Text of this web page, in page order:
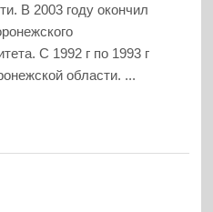
В 2003 году окончил
С 1992 г по 1993 г
области. ...